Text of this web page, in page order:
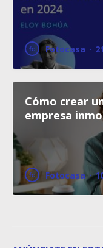
Fotocasa ·
Cómo crear
empresa
Fotocasa ·